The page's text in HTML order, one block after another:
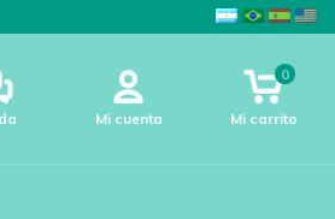
Mi cuenta Mi carrito
0